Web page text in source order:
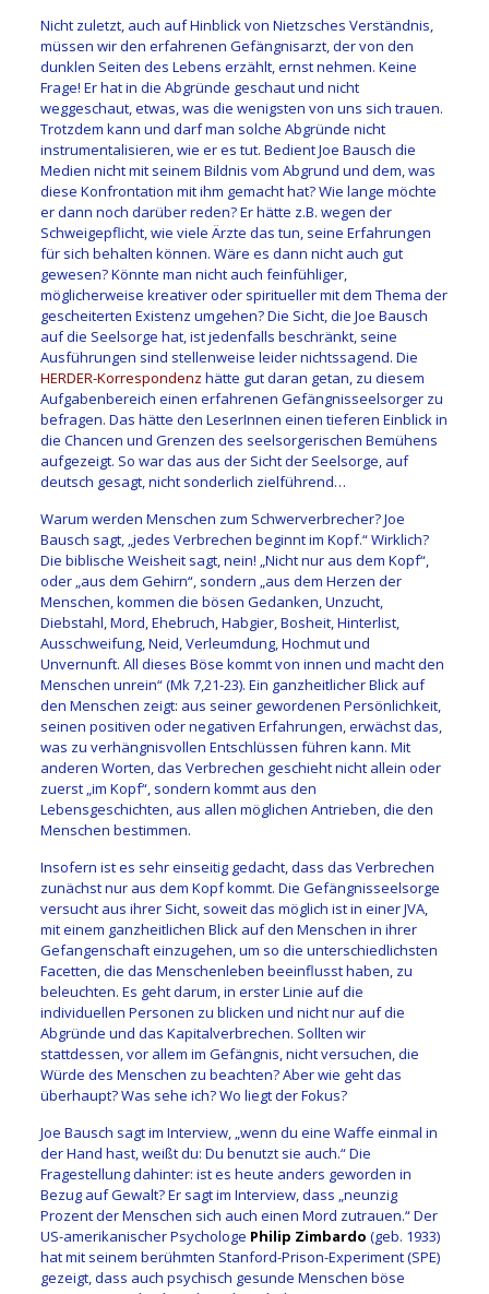
Nicht zuletzt, auch auf Hinblick von Nietzsches Verständnis,
müssen wir den erfahrenen Gefängnisarzt, der von den
dunklen Seiten des Lebens erzählt, ernst nehmen. Keine
Frage! Er hat in die Abgründe geschaut und nicht
weggeschaut, etwas, was die wenigsten von uns sich trauen.
Trotzdem kann und darf man solche Abgründe nicht
instrumentalisieren, wie er es tut. Bedient Joe Bausch die
Medien nicht mit seinem Bildnis vom Abgrund und dem, was
diese Konfrontation mit ihm gemacht hat? Wie lange möchte
er dann noch darüber reden? Er hätte z.B. wegen der
Schweigepflicht, wie viele Ärzte das tun, seine Erfahrungen
für sich behalten können. Wäre es dann nicht auch gut
gewesen? Könnte man nicht auch feinfühliger,
möglicherweise kreativer oder spiritueller mit dem Thema der
gescheiterten Existenz umgehen? Die Sicht, die Joe Bausch
auf die Seelsorge hat, ist jedenfalls beschränkt, seine
Ausführungen sind stellenweise leider nichtssagend. Die
HERDER-Korrespondenz hätte gut daran getan, zu diesem
Aufgabenbereich einen erfahrenen Gefängnisseelsorger zu
befragen. Das hätte den LeserInnen einen tieferen Einblick in
die Chancen und Grenzen des seelsorgerischen Bemühens
aufgezeigt. So war das aus der Sicht der Seelsorge, auf
deutsch gesagt, nicht sonderlich zielführend…
Warum werden Menschen zum Schwerverbrecher? Joe
Bausch sagt, „jedes Verbrechen beginnt im Kopf.“ Wirklich?
Die biblische Weisheit sagt, nein! „Nicht nur aus dem Kopf“,
oder „aus dem Gehirn“, sondern „aus dem Herzen der
Menschen, kommen die bösen Gedanken, Unzucht,
Diebstahl, Mord, Ehebruch, Habgier, Bosheit, Hinterlist,
Ausschweifung, Neid, Verleumdung, Hochmut und
Unvernunft. All dieses Böse kommt von innen und macht den
Menschen unrein“ (Mk 7,21-23). Ein ganzheitlicher Blick auf
den Menschen zeigt: aus seiner gewordenen Persönlichkeit,
seinen positiven oder negativen Erfahrungen, erwächst das,
was zu verhängnisvollen Entschlüssen führen kann. Mit
anderen Worten, das Verbrechen geschieht nicht allein oder
zuerst „im Kopf“, sondern kommt aus den
Lebensgeschichten, aus allen möglichen Antrieben, die den
Menschen bestimmen.
Insofern ist es sehr einseitig gedacht, dass das Verbrechen
zunächst nur aus dem Kopf kommt. Die Gefängnisseelsorge
versucht aus ihrer Sicht, soweit das möglich ist in einer JVA,
mit einem ganzheitlichen Blick auf den Menschen in ihrer
Gefangenschaft einzugehen, um so die unterschiedlichsten
Facetten, die das Menschenleben beeinflusst haben, zu
beleuchten. Es geht darum, in erster Linie auf die
individuellen Personen zu blicken und nicht nur auf die
Abgründe und das Kapitalverbrechen. Sollten wir
stattdessen, vor allem im Gefängnis, nicht versuchen, die
Würde des Menschen zu beachten? Aber wie geht das
überhaupt? Was sehe ich? Wo liegt der Fokus?
Joe Bausch sagt im Interview, „wenn du eine Waffe einmal in
der Hand hast, weißt du: Du benutzt sie auch.“ Die
Fragestellung dahinter: ist es heute anders geworden in
Bezug auf Gewalt? Er sagt im Interview, dass „neunzig
Prozent der Menschen sich auch einen Mord zutrauen.“ Der
US-amerikanischer Psychologe Philip Zimbardo (geb. 1933)
hat mit seinem berühmten Stanford-Prison-Experiment (SPE)
gezeigt, dass auch psychisch gesunde Menschen böse